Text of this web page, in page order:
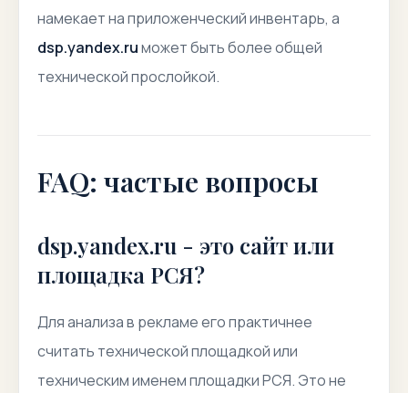
намекает на приложенческий инвентарь, а
dsp.yandex.ruможет быть более общей
технической прослойкой.
FAQ: частые вопросы
dsp.yandex.ru - это сайт или
площадка РСЯ?
Для анализа в рекламе его практичнее
считать технической площадкой или
техническим именем площадки РСЯ. Это не